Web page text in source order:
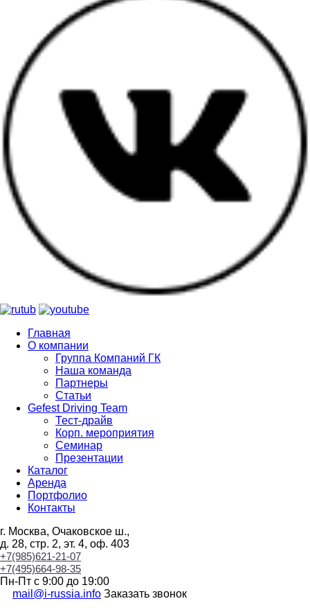
Главная
О компании
Группа Компаний ГК
Наша команда
Партнеры
Статьи
Gefest Driving Team
Тест-драйв
Корп. мероприятия
Семинар
Презентации
Каталог
Аренда
Портфолио
Контакты
г. Москва, Очаковское ш.,
д. 28, стр. 2, эт. 4, оф. 403
+7(985)621-21-07
+7(495)664-98-35
Пн-Пт с 9:00 до 19:00
mail@i-russia.info Заказать звонок